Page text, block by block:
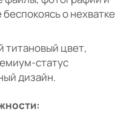
о нехватке
титановый цвет,
статус
дизайн.